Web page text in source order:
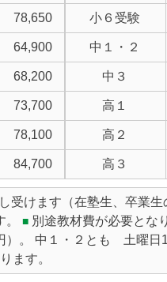
78,650
64,900
68,200
73,700
78,100
84,700
小６受験
中１・２
中３
高１
高２
高３
けます（在塾生、卒業生
。 ■別途教材費が必要とな
）。 中１・２とも 土曜日
ます。